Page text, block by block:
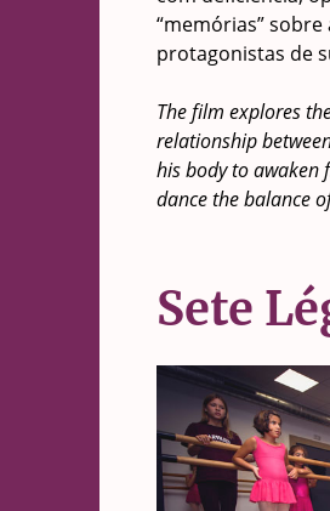
“memórias”
protagonistas de
The film explores
relationship
his body to awaken
dance the balance
Sete